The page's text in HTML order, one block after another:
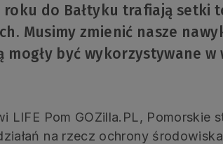
roku do Bałtyku trafiają setki
Musimy zmienić nasze
mogły być wykorzystywane w
LIFE Pom GOZilla.PL, Pomorskie
na rzecz ochrony